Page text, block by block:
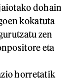
dohain
kokatuta
zen
eta
horretatik